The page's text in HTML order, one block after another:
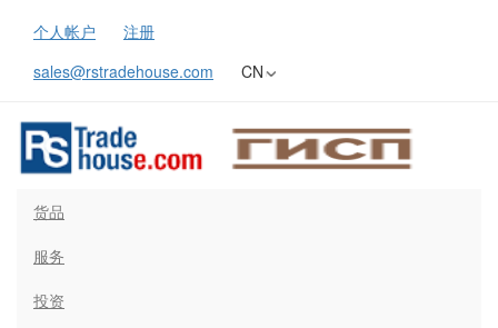
个人帐户
注册
sales@rstradehouse.com
CN
货品
服务
投资